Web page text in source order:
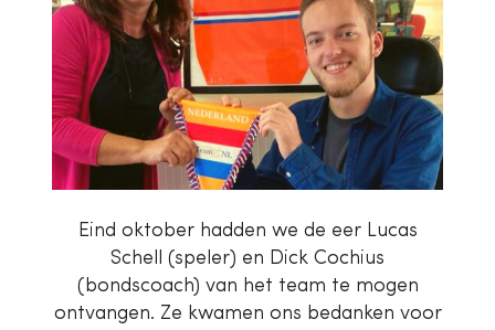
Eind oktober hadden we de eer Lucas
Schell (speler) en Dick Cochius
(bondscoach) van het team te mogen
ontvangen. Ze kwamen ons bedanken voor